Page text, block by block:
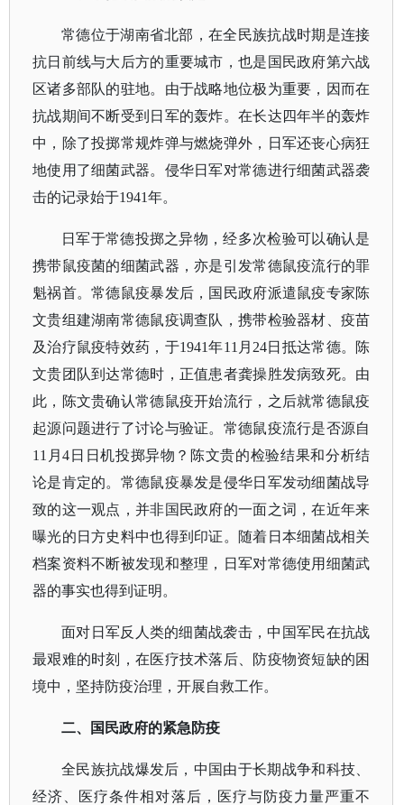
常德位于湖南省北部，在全民族抗战时期是连接
抗日前线与大后方的重要城市，也是国民政府第六战
区诸多部队的驻地。由于战略地位极为重要，因而在
抗战期间不断受到日军的轰炸。在长达四年半的轰炸
中，除了投掷常规炸弹与燃烧弹外，日军还丧心病狂
地使用了细菌武器。侵华日军对常德进行细菌武器袭
击的记录始于1941年。
日军于常德投掷之异物，经多次检验可以确认是
携带鼠疫菌的细菌武器，亦是引发常德鼠疫流行的罪
魁祸首。常德鼠疫暴发后，国民政府派遣鼠疫专家陈
文贵组建湖南常德鼠疫调查队，携带检验器材、疫苗
及治疗鼠疫特效药，于1941年11月24日抵达常德。陈
文贵团队到达常德时，正值患者龚操胜发病致死。由
此，陈文贵确认常德鼠疫开始流行，之后就常德鼠疫
起源问题进行了讨论与验证。常德鼠疫流行是否源自
11月4日日机投掷异物？陈文贵的检验结果和分析结
论是肯定的。常德鼠疫暴发是侵华日军发动细菌战导
致的这一观点，并非国民政府的一面之词，在近年来
曝光的日方史料中也得到印证。随着日本细菌战相关
档案资料不断被发现和整理，日军对常德使用细菌武
器的事实也得到证明。
面对日军反人类的细菌战袭击，中国军民在抗战
最艰难的时刻，在医疗技术落后、防疫物资短缺的困
境中，坚持防疫治理，开展自救工作。
二、 国民政府的紧急防疫
全民族抗战爆发后，中国由于长期战争和科技、
经济、医疗条件相对落后，医疗与防疫力量严重不